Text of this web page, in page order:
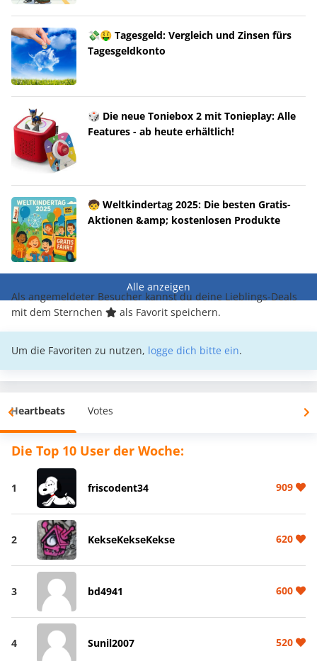
💸🤑 Tagesgeld: Vergleich und Zinsen fürs
Tagesgeldkonto
🎲 Die neue Toniebox 2 mit Tonieplay: Alle
Features - ab heute erhältlich!
🧒 Weltkindertag 2025: Die besten Gratis-
Aktionen &amp; kostenlosen Produkte
Alle anzeigen
Als angemeldeter Besucher kannst du deine Lieblings-Deals
mit dem Sternchen
als Favorit speichern.
Um die Favoriten zu nutzen, logge dich bitte ein.
Heartbeats Votes
Die Top 10 User der Woche:
1 friscodent34 909
2 KekseKekseKekse 620
3 bd4941 600
4 Sunil2007 520